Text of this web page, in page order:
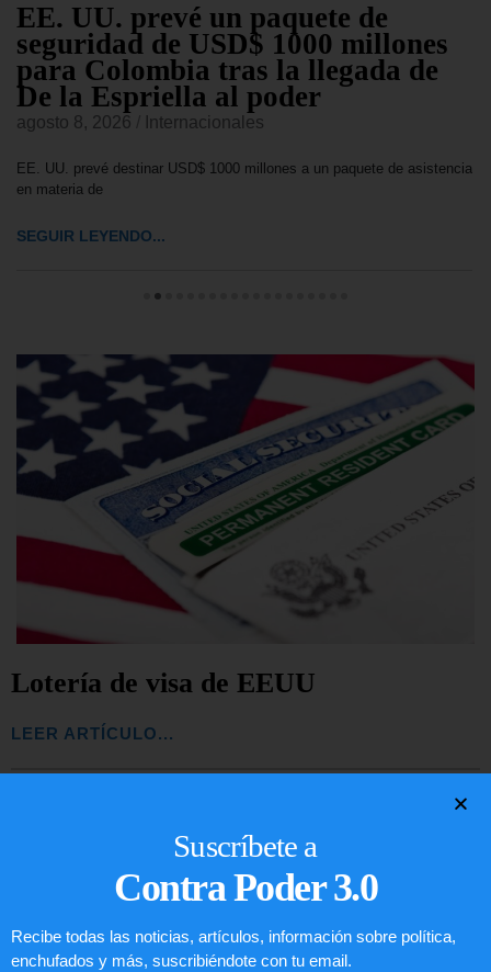
EE. UU. prevé un paquete de
seguridad de USD$ 1000 millones
para Colombia tras la llegada de
De la Espriella al poder
agosto 8, 2026 Internacionales
EE. UU. prevé destinar USD$ 1000 millones a un paquete de asistencia
en materia de
SEGUIR LEYENDO...
Lotería de visa de EEUU
LEER ARTÍCULO...
Suscríbete a
Contra Poder 3.0
Recibe todas las noticias, artículos, información sobre política,
enchufados y más, suscribiéndote con tu email.